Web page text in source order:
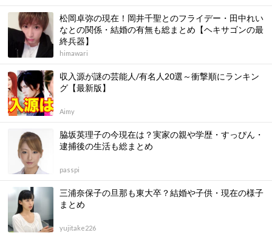
松岡卓弥の現在！岡井千聖とのフライデー・田中れい
なとの関係・結婚の有無も総まとめ【ヘキサゴンの最
終兵器】
himawari
収入源が謎の芸能人/有名人20選～衝撃順にランキン
グ【最新版】
Aimy
脇坂英理子の今現在は？実家の親や学歴・すっぴん・
逮捕後の生活も総まとめ
passpi
三浦奈保子の旦那も東大卒？結婚や子供・現在の様子
まとめ
yujitake226